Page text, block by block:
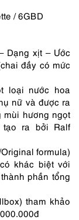
/ 6GBD
Dạng xịt – Ước
đầy có mức
loại nước hoa
nữ và được ra
mùi hương ngọt
tạo ra bởi Ralf
formula)
khác biệt với
phần tổng
tham khảo